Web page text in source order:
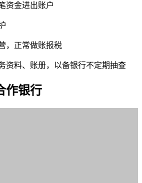
资金进出账户
，正常做账报税
资料、账册，以备银行不定期抽查
作银行